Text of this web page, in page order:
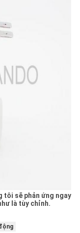
tôi sẽ phản ứng ngay
là tùy chỉnh.